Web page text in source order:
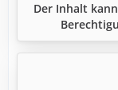
Der Inhalt